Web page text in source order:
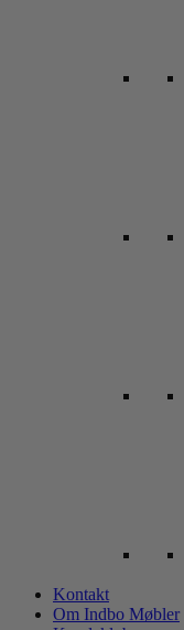
Kontakt
Om Indbo Møbler